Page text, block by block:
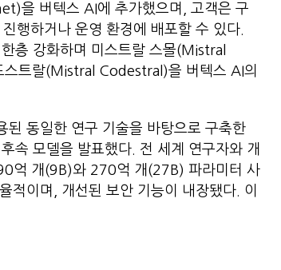
을 버텍스 AI에 추가했으며, 고객은 구
행하거나 운영 환경에 배포할 수 있다.
층 강화하며 미스트랄 스몰(Mistral
트랄(Mistral Codestral)을 버텍스 AI의
된 동일한 연구 기술을 바탕으로 구축한
속 모델을 발표했다. 전 세계 연구자와 개
억 개(9B)와 270억 개(27B) 파라미터 사
적이며, 개선된 보안 기능이 내장됐다. 이